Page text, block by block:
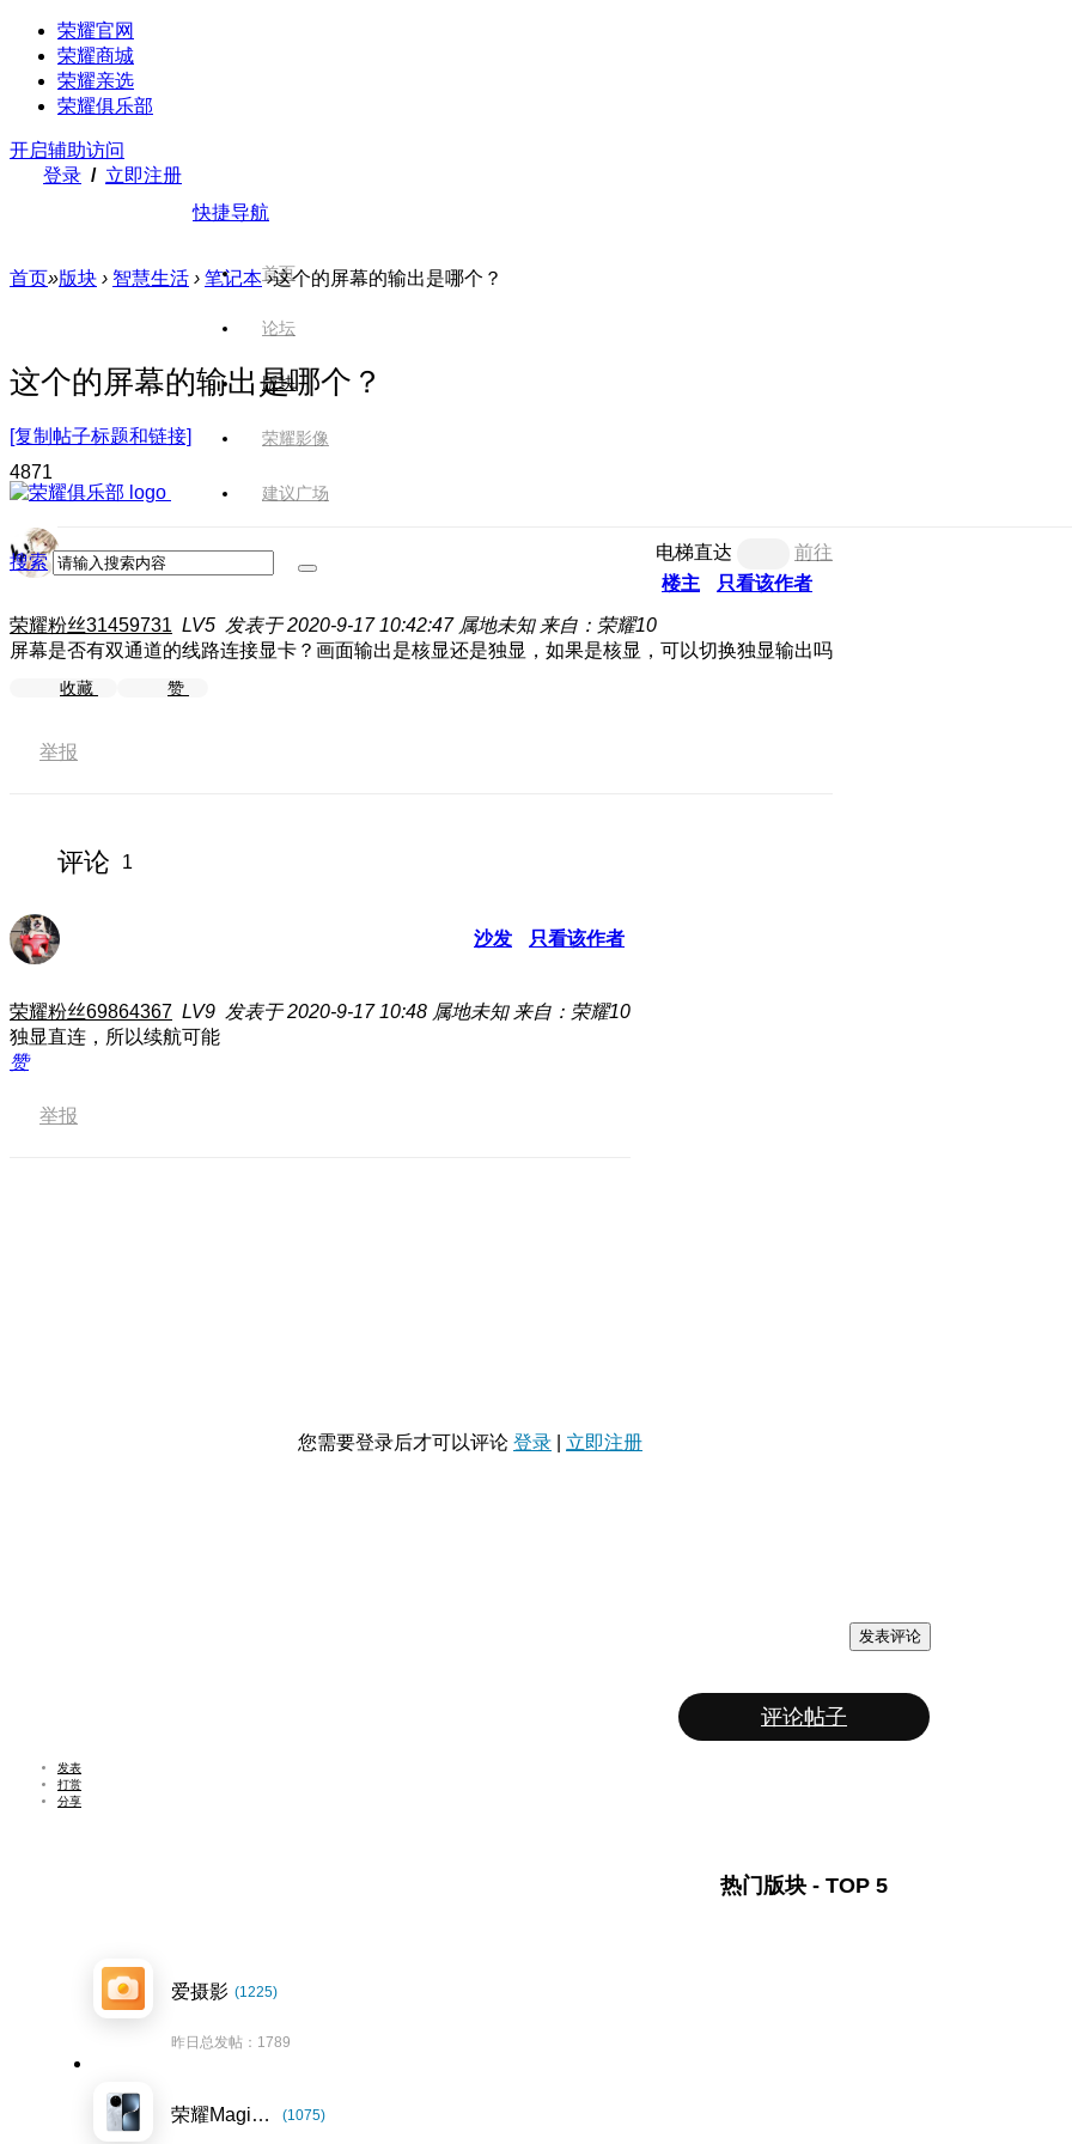
荣耀官网
荣耀商城
荣耀亲选
荣耀俱乐部
开启辅助访问
登录 / 立即注册
快捷导航
首页
论坛
版块
荣耀影像
建议广场
搜索
首页»版块 › 智慧生活 › 笔记本 ›这个的屏幕的输出是哪个？
这个的屏幕的输出是哪个？
[复制帖子标题和链接]
4871
电梯直达
前往
楼主
只看该作者
荣耀粉丝31459731 LV5 发表于 2020-9-17 10:42:47 属地未知 来自：荣耀10
屏幕是否有双通道的线路连接显卡？画面输出是核显还是独显，如果是核显，可以切换独显输出吗
收藏 赞
举报
评论 1
沙发 只看该作者
荣耀粉丝69864367 LV9 发表于 2020-9-17 10:48 属地未知 来自：荣耀10
独显直连，所以续航可能
赞
举报
您需要登录后才可以评论 登录 立即注册
发表评论
评论帖子
发表
打赏
分享
热门版块 - TOP 5
爱摄影 (1225)
昨日总发帖：1789
荣耀Magic7系列 (1075)